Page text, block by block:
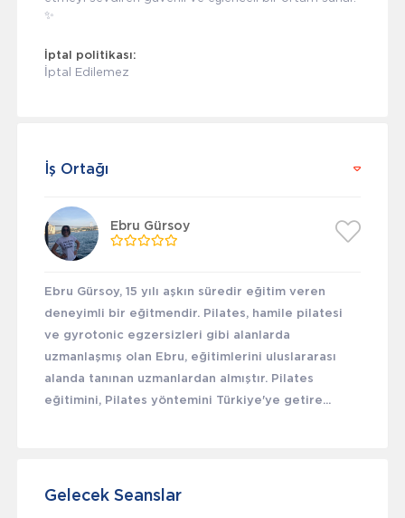
✨
İptal politikası:
İptal Edilemez
İş Ortağı
Ebru Gürsoy
Ebru Gürsoy, 15 yılı aşkın süredir eğitim veren
deneyimli bir eğitmendir. Pilates, hamile pilatesi
ve gyrotonic egzersizleri gibi alanlarda
uzmanlaşmış olan Ebru, eğitimlerini uluslararası
alanda tanınan uzmanlardan almıştır. Pilates
eğitimini, Pilates yöntemini Türkiye'ye getire...
Gelecek Seanslar